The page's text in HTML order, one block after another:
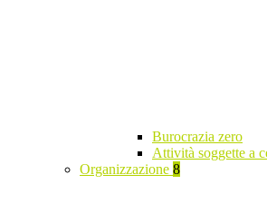
Burocrazia zero
Attività soggette a
Organizzazione 8